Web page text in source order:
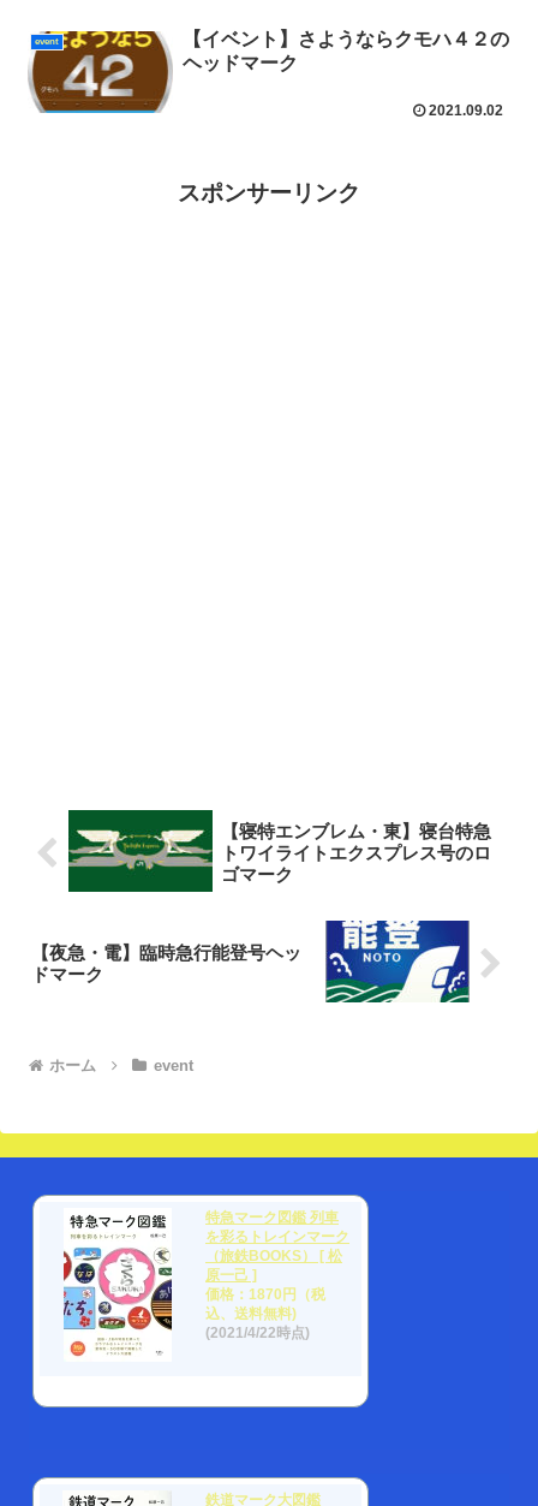
event
【イベント】さようならクモハ４２の
ヘッドマーク
2021.09.02
スポンサーリンク
【寝特エンブレム・東】寝台特急
トワイライトエクスプレス号のロ
ゴマーク
【夜急・電】臨時急行能登号ヘッ
ドマーク
ホーム event
特急マーク図鑑 列車
を彩るトレインマーク
（旅鉄BOOKS） [ 松
原一己 ]
価格：1870円（税
込、送料無料)
(2021/4/22時点)
鉄道マーク大図鑑